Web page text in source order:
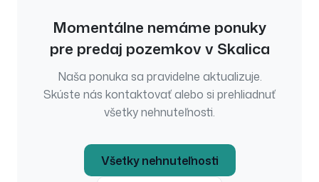
Momentálne nemáme ponuky
pre predaj pozemkov v Skalica
Naša ponuka sa pravidelne aktualizuje.
Skúste nás kontaktovať alebo si prehliadnuť
všetky nehnuteľnosti.
Všetky nehnuteľnosti